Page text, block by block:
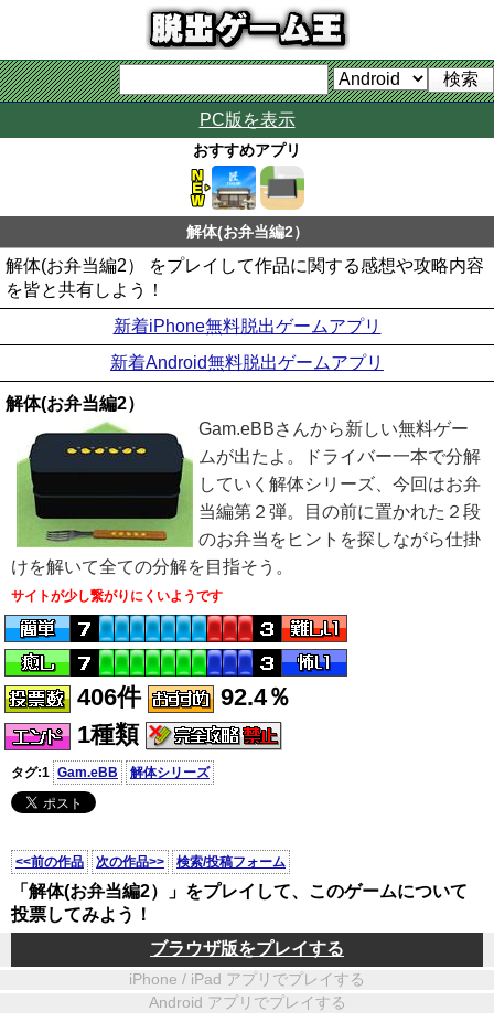
PC版を表示
おすすめアプリ
解体(お弁当編2）
解体(お弁当編2） をプレイして作品に関する感想や攻略内容
を皆と共有しよう！
新着iPhone無料脱出ゲームアプリ
新着Android無料脱出ゲームアプリ
解体(お弁当編2）
Gam.eBBさんから新しい無料ゲー
ムが出たよ。ドライバー一本で分解
していく解体シリーズ、今回はお弁
当編第２弾。目の前に置かれた２段
のお弁当をヒントを探しながら仕掛
けを解いて全ての分解を目指そう。
サイトが少し繋がりにくいようです
406件
92.4％
1種類
タグ:1 Gam.eBB 解体シリーズ
<<前の作品 次の作品>> 検索/投稿フォーム
「解体(お弁当編2）」をプレイして、このゲームについて
投票してみよう！
ブラウザ版をプレイする
iPhone / iPad アプリでプレイする
Android アプリでプレイする